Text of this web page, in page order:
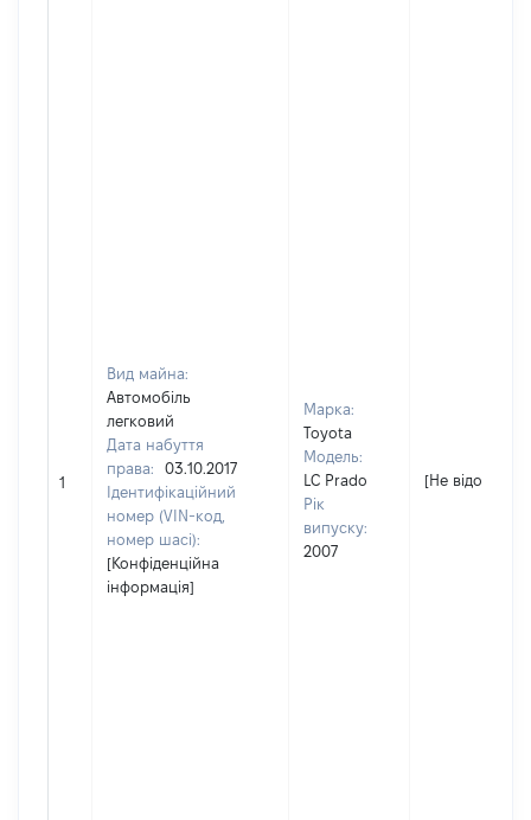
1
Вид майна:
Автомобіль
легковий
Дата набуття
права:
03.10.2017
Ідентифікаційний
номер (VIN-код,
номер шасі):
[Конфіденційна
інформація]
Марка:
Toyota
Модель:
LC Prado
Рік
випуску:
2007
[Не відомо]